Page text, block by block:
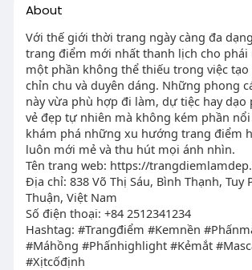
About
Với thế giới thời trang ngày càng đa
trang điểm mới nhất thanh lịch cho
một phần không thể thiếu trong việc
chỉn chu và duyên dáng. Những phong
này vừa phù hợp đi làm, dự tiệc hay dạo
vẻ đẹp tự nhiên mà không kém phần nổi
khám phá những xu hướng trang điểm
luôn mới mẻ và thu hút mọi ánh nhìn.
Tên trang web: https://
Địa chỉ: 838 Võ Thị Sáu, Bình Thạnh, Tuy
Thuận, Việt Nam
Số điện thoại: +84 2512341234
Hashtag: #Trangđiểm #Kemnền
#Máhồng #Phấnhighlight #Kẻmắt
#Xịtcốđịnh